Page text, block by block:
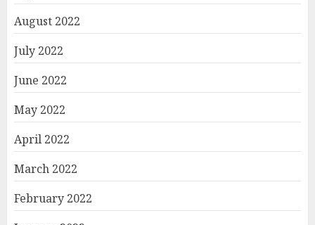
August 2022
July 2022
June 2022
May 2022
April 2022
March 2022
February 2022